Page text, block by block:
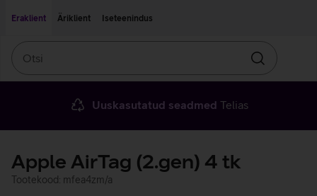
Eraklient
Äriklient Iseteenindus
Otsin
Uuskasutatud seadmed Telias
Apple AirTag (2.gen) 4 tk
Tootekood: mfea4zm/a